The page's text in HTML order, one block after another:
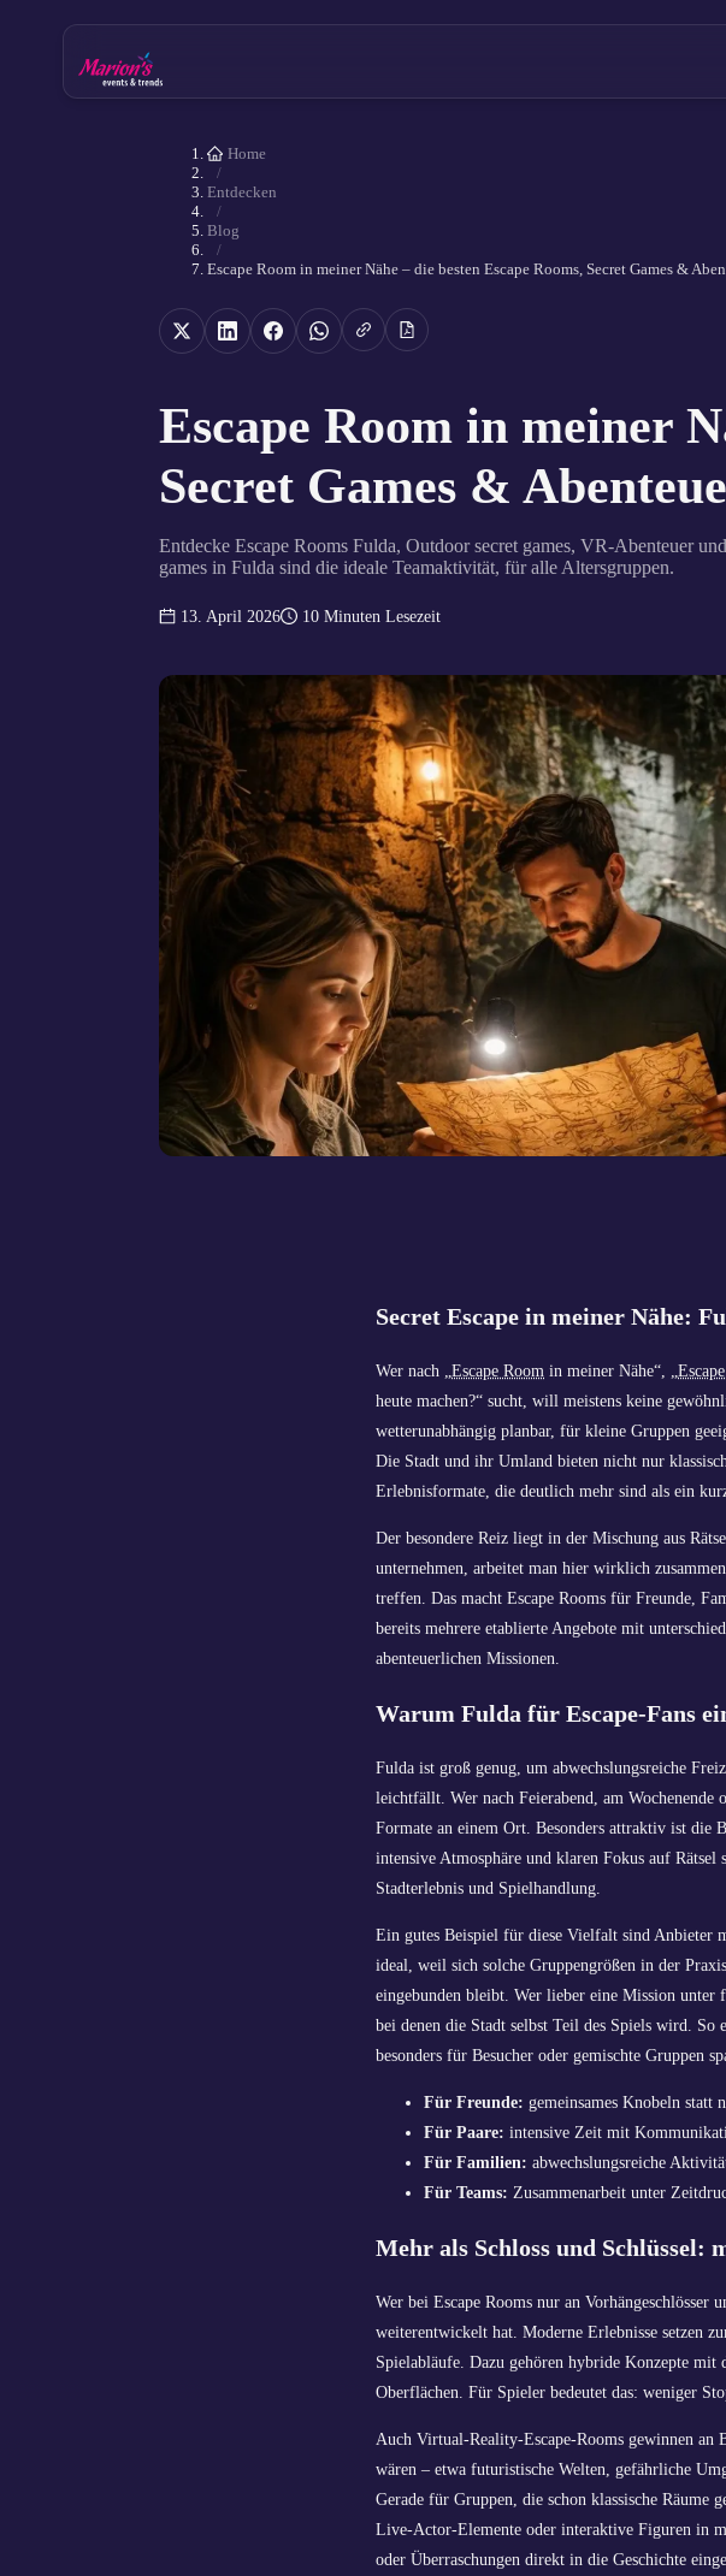
Home
/
Entdecken
/
Blog
/
Escape Room in meiner Nähe – die besten Escape Rooms, Secret Games &
Escape Room in meiner
Secret Games &
Entdecke Escape Rooms Fulda, Outdoor secret games, VR-Abenteuer
games in Fulda sind die ideale Teamaktivität, für alle Altersgruppen.
13. April 2026 10 Minuten Lesezeit
Secret Escape in meiner Nähe:
Wer nach „Escape Room in meiner Nähe“, „
heute machen?“ sucht, will meistens keine
wetterunabhängig planbar, für kleine Gruppen
Die Stadt und ihr Umland bieten nicht nur
Erlebnisformate, die deutlich mehr sind als ein
Der besondere Reiz liegt in der Mischung aus
unternehmen, arbeitet man hier wirklich
treffen. Das macht Escape Rooms für Freunde,
bereits mehrere etablierte Angebote mit
abenteuerlichen Missionen.
Warum Fulda für Escape-Fans
Fulda ist groß genug, um abwechslungsreiche
leichtfällt. Wer nach Feierabend, am Wochenende
Formate an einem Ort. Besonders attraktiv ist die
intensive Atmosphäre und klaren Fokus auf Rätsel
Stadterlebnis und Spielhandlung.
Ein gutes Beispiel für diese Vielfalt sind Anbieter
ideal, weil sich solche Gruppengrößen in der
eingebunden bleibt. Wer lieber eine Mission
bei denen die Stadt selbst Teil des Spiels wird. So
besonders für Besucher oder gemischte Gruppen
Für Freunde: gemeinsames Knobeln statt
Für Paare: intensive Zeit mit
Für Familien: abwechslungsreiche
Für Teams: Zusammenarbeit unter
Mehr als Schloss und Schlüssel:
Wer bei Escape Rooms nur an Vorhängeschlösser
weiterentwickelt hat. Moderne Erlebnisse setzen
Spielabläufe. Dazu gehören hybride Konzepte
Oberflächen. Für Spieler bedeutet das: weniger
Auch Virtual-Reality-Escape-Rooms gewinnen an
wären – etwa futuristische Welten, gefährliche
Gerade für Gruppen, die schon klassische Räume
Live-Actor-Elemente oder interaktive Figuren in
oder Überraschungen direkt in die Geschichte